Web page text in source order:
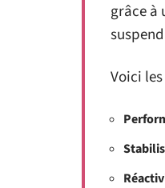
grâce à
Voici